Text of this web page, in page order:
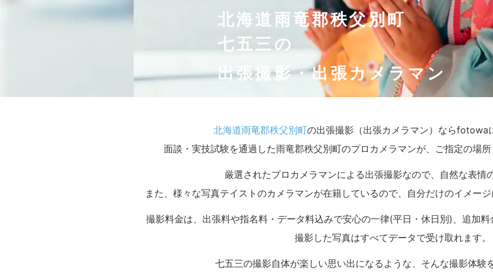
北海道雨竜郡秩父別町
七五三の
出張撮影・出張カメラマン
北海道雨竜郡秩父別町の出張撮影（出張カメラマン）ならfotowa
面談・実技試験を通過した雨竜郡秩父別町のプロカメラマンが、ご指定の場所
厳選されたプロカメラマンによる出張撮影なので、自然な表情
また、様々な写真テイストのカメラマンが在籍しているので、自分だけのイメー
撮影料金は、出張料や指名料・データ料込みで安心の一律(平日・休日別)、追加
撮影した写真はすべてデータで受け取れます。
七五三の撮影自体が楽しい思い出になるような、そんな撮影体験